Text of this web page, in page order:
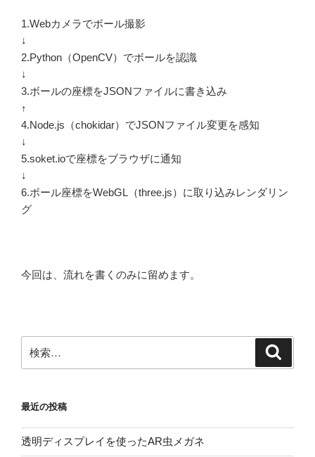
1.Webカメラでボール撮影
↓
2.Python（OpenCV）でボールを認識
↓
3.ボールの座標をJSONファイルに書き込み
↑
4.Node.js（chokidar）でJSONファイル変更を感知
↓
5.soket.ioで座標をブラウザに通知
↓
6.ボール座標をWebGL（three.js）に取り込みレンダリン
グ
今回は、流れを書くのみに留めます。
索:
最近の投稿
透明ディスプレイを使ったAR虫メガネ